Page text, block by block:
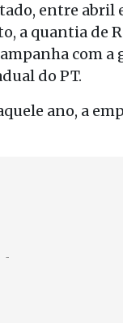
entre abril
a quantia de
com a
do PT.
ano, a